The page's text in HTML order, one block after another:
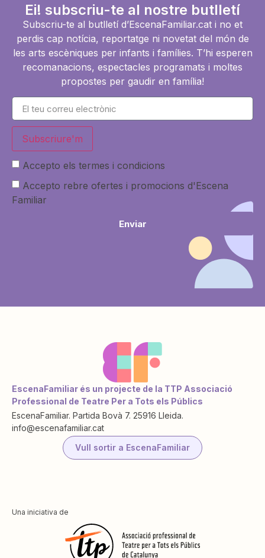
Ei! subscriu-te al nostre butlletí
Subscriu-te al butlletí d’EscenaFamiliar.cat i no et
perdis cap notícia, reportatge ni novetat del món de
les arts escèniques per infants i famílies. T’hi esperen
recomanacions, espectacles programats i moltes
propostes per gaudir en família!
Subscriure'm
Accepto els termes i condicions
Accepto rebre ofertes i promocions d'Escena
Familiar
Enviar
EscenaFamiliar és un projecte de la TTP Associació
Professional de Teatre Per a Tots els Públics
EscenaFamiliar. Partida Bovà 7. 25916 Lleida.
info@escenafamiliar.cat
Vull sortir a EscenaFamiliar
Una iniciativa de